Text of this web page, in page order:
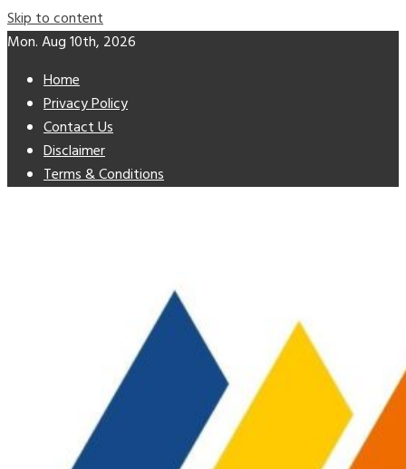
Skip to content
Mon. Aug 10th, 2026
Home
Privacy Policy
Contact Us
Disclaimer
Terms & Conditions